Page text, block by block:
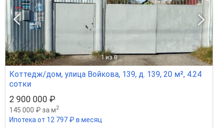
1 из 8
Коттедж/дом, улица Войкова, 139, д. 139, 20 м², 4.24
сотки
2 900 000 ₽
145 000 ₽ за м2
Ипотека от 12 797 ₽ в месяц